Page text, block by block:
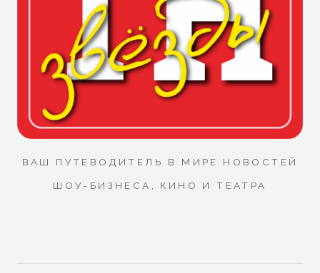
ВАШ ПУТЕВОДИТЕЛЬ В МИРЕ НОВОСТЕЙ
ШОУ-БИЗНЕСА, КИНО И ТЕАТРА